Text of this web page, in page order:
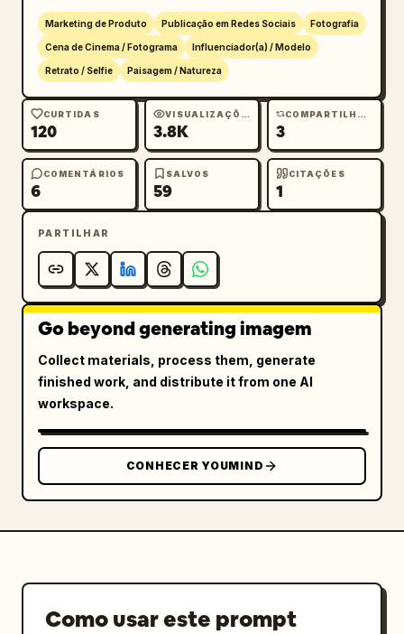
Marketing de Produto Publicação em Redes Sociais Fotografia
Cena de Cinema / Fotograma Influenciador(a) / Modelo
Retrato / Selfie Paisagem / Natureza
CURTIDAS
120
VISUALIZAÇÕES
3.8K
COMPARTILHAMENTOS
3
COMENTÁRIOS
6
SALVOS
59
CITAÇÕES
1
PARTILHAR
Go beyond generating imagem
Collect materials, process them, generate
finished work, and distribute it from one AI
workspace.
CONHECER YOUMIND
Como usar este prompt